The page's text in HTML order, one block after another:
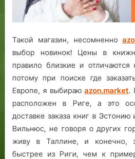
Такой магазин, несомненно
выбор новинок! Цены в
правило близкие и
потому при поиске где
Европе, я выбираюazon.market.
расположен в Риге, а это
доставке заказа книг в
Вильнюс, не говоря о других
живу в Таллине, и конечно,
быстрее из Риги, чем к